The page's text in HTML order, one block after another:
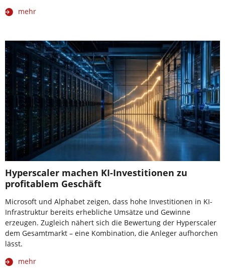
mehr
Hyperscaler machen KI-Investitionen zu
profitablem Geschäft
Microsoft und Alphabet zeigen, dass hohe Investitionen in KI-
Infrastruktur bereits erhebliche Umsätze und Gewinne
erzeugen. Zugleich nähert sich die Bewertung der Hyperscaler
dem Gesamtmarkt – eine Kombination, die Anleger aufhorchen
lässt.
mehr